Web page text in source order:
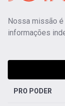
Nossa missão
informações
PRO PODER